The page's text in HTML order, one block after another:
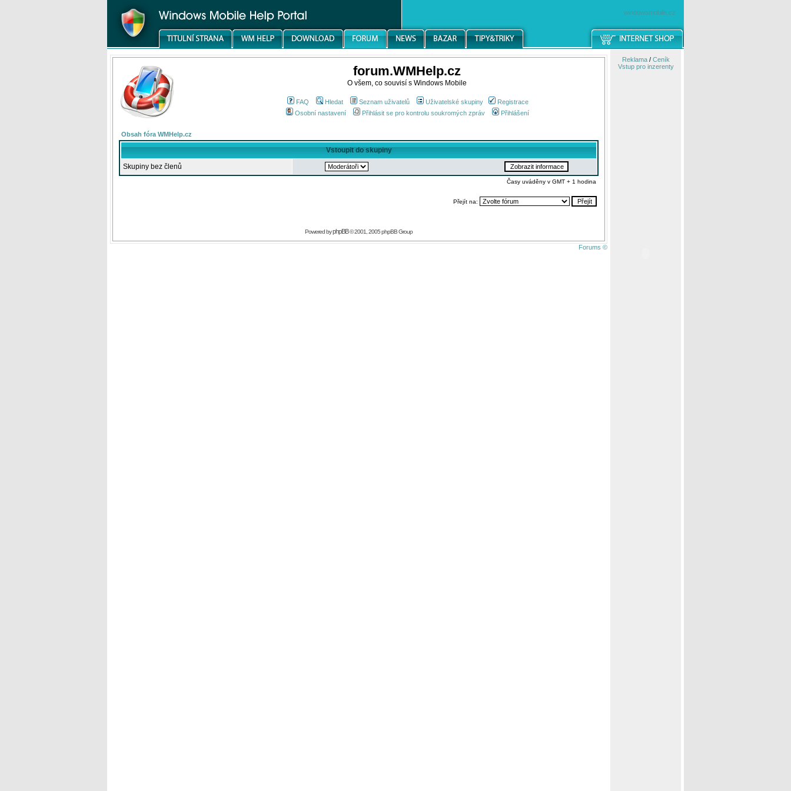
windowsmobile.cz
forum.WMHelp.cz
O všem, co souvisí s Windows Mobile
FAQ Hledat Seznam uživatelů Uživatelské skupiny
Registrace
Osobní nastavení
Přihlásit se pro kontrolu soukromých zpráv Přihlášení
Obsah fóra WMHelp.cz
Vstoupit do skupiny
Skupiny bez členů
Časy uváděny v GMT + 1 hodina
Přejít na:
Powered byphpBB© 2001, 2005 phpBB Group
Forums ©
Reklama/ Ceník
Vstup pro inzerenty